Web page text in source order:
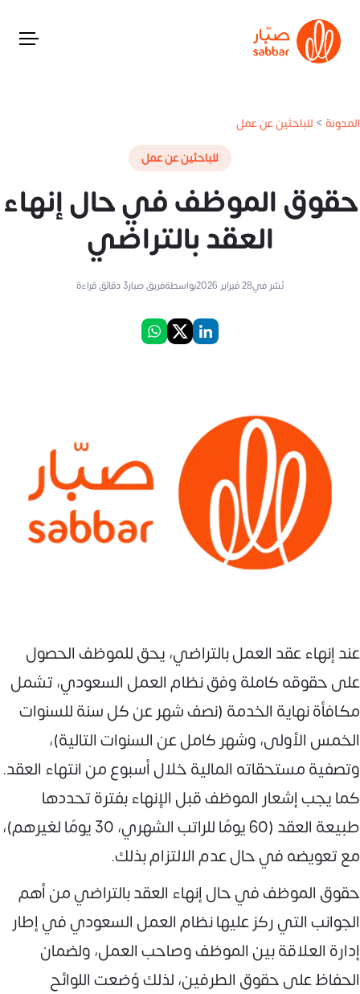
المدونة> للباحثين عن عمل
للباحثين عن عمل
حقوق الموظف في حال إنهاء
العقد بالتراضي
نُشر في28 فبراير 2026 بواسطةفريق صبار3دقائق قراءة
عند إنهاء عقد العمل بالتراضي، يحق للموظف الحصول
على حقوقه كاملة وفق نظام العمل السعودي، تشمل
مكافأة نهاية الخدمة (نصف شهر عن كل سنة للسنوات
الخمس الأولى، وشهر كامل عن السنوات التالية)،
وتصفية مستحقاته المالية خلال أسبوع من انتهاء العقد.
كما يجب إشعار الموظف قبل الإنهاء بفترة تحددها
طبيعة العقد (60 يومًا للراتب الشهري، 30 يومًا لغيرهم)،
مع تعويضه في حال عدم الالتزام بذلك.
حقوق الموظف في حال إنهاء العقد بالتراضي من أهم
الجوانب التي ركز عليها نظام العمل السعودي في إطار
إدارة العلاقة بين الموظف وصاحب العمل، ولضمان
الحفاظ على حقوق الطرفين، لذلك وُضعت اللوائح